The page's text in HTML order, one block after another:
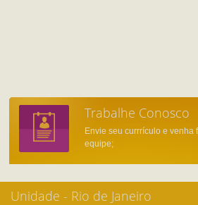
Trabalhe Conosco
Envie seu currrículo e venha
equipe;
Unidade - Rio de Janeiro